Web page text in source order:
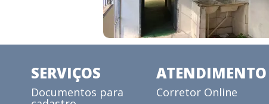
SERVIÇOS
Documentos para
ATENDIMENTO
Corretor Online